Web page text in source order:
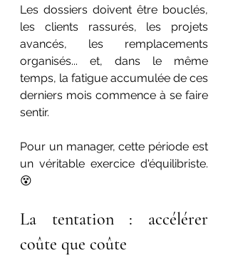
Les dossiers doivent être bouclés,
les clients rassurés, les projets
avancés, les remplacements
organisés... et, dans le même
temps, la fatigue accumulée de ces
derniers mois commence à se faire
sentir.
Pour un manager, cette période est
un véritable exercice d'équilibriste.
😵
La tentation : accélérer
coûte que coûte